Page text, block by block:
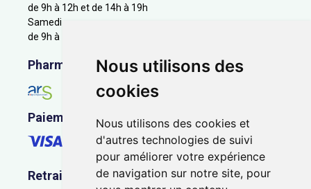
Nous utilisons des
cookies
Nous utilisons des cookies et
d'autres technologies de suivi
pour améliorer votre expérience
de navigation sur notre site, pour
de 9h à 12h et de 14h à 19h
Samedi
de 9h à 12h
Pharmacie en ligne agréée
Paiement sécurisé
Retrait - Livraison